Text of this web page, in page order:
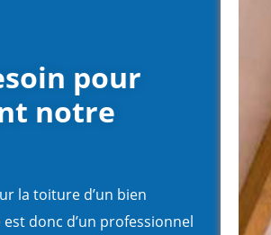
pour
notre
la toiture d’un bien
donc d’un professionnel